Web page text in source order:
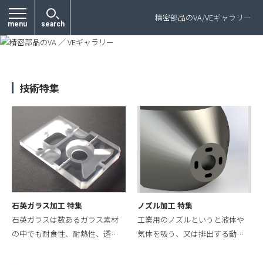
menu search
精密部品のVA/VEギャラリー
技術特集
石英ガラス加工 特集
石英ガラスは数あるガラス素材
の中でも耐食性、耐熱性、透…
ノズル加工 特集
工業用のノズルというと液体や
気体を吸う、又は排出する動…